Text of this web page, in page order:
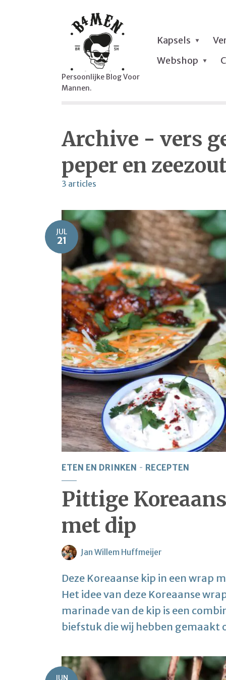
Persoonlijke Blog Voor
Mannen.
Kapsels
Webshop
Archive - vers
peper en
3 articles
JUL
21
ETEN EN DRINKEN RECEPTEN
Pittige
met dip
Jan Willem Huffmeijer
Deze Koreaanse kip in een wrap
Het idee van deze Koreaanse
marinade van de kip is een
biefstuk die wij hebben gemaakt
JUN